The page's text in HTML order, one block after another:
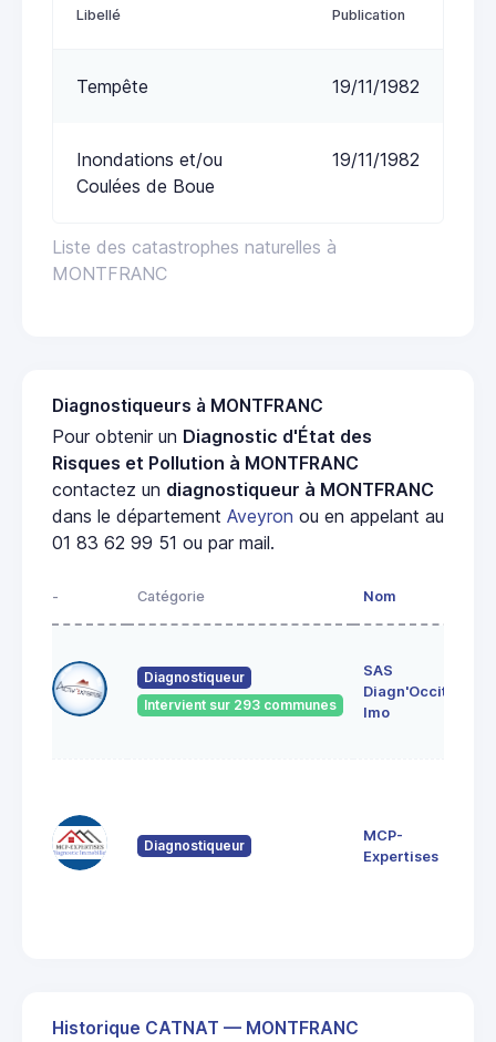
Liste des catastrophes naturelles à
MONTFRANC
Libellé Publication
Tempête 19/11/1982
Inondations et/ou
Coulées de Boue
19/11/1982
Diagnostiqueurs à MONTFRANC
Pour obtenir un Diagnostic d'État des
Risques et Pollution à MONTFRANC
contactez un diagnostiqueur à MONTFRANC
dans le département Aveyron ou en appelant au
01 83 62 99 51 ou par mail.
- Catégorie Nom
Diagnostiqueur
Intervient sur 293 communes
SAS
Diagn'Occit.
Imo
Diagnostiqueur
MCP-
Expertises
Historique CATNAT — MONTFRANC